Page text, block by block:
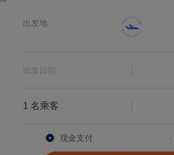
福建首家 厦航费尔蒙酒店正式启幕
美妆个护品牌云初正式发布，提供航旅美学新方案
出发地
现金支付